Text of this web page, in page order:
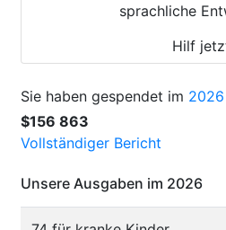
sprachliche
Hilf
Sie haben gespendet im 2026
$156 863
Vollständiger Bericht
Unsere Ausgaben im 2026